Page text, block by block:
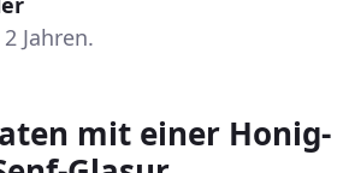
Jahren.
mit einer Honig-